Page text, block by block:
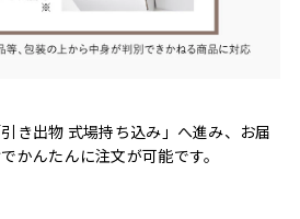
き出物 式場持ち込み」へ進み、お届
かんたんに注文が可能です。